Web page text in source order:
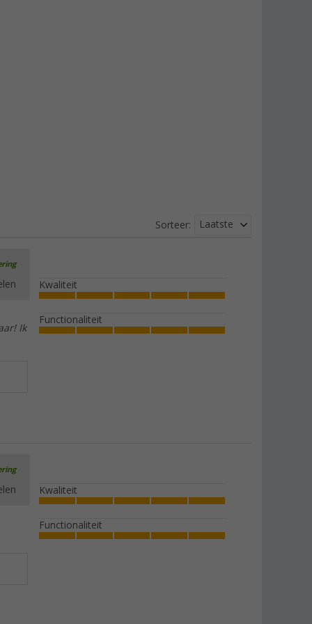
Sorteer: Laatste
Ik
Kwaliteit
Functionaliteit
Kwaliteit
Functionaliteit